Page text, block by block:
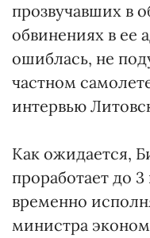
прозвучавших в
обвинениях в ее
ошиблась, не
частном
интервью
Как ожидается,
проработает до
временно
министра